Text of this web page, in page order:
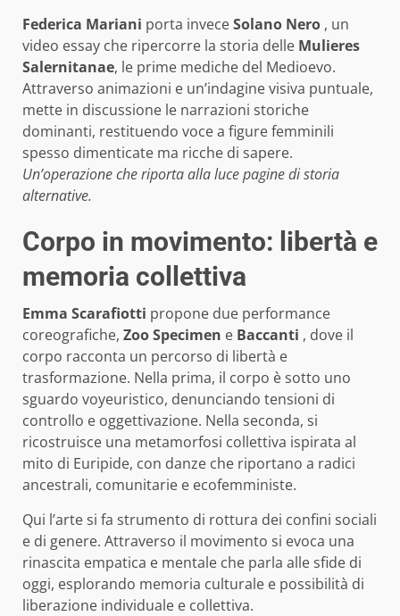
Federica Mariani porta inveceSolano Nero , un
video essay che ripercorre la storia delle Mulieres
Salernitanae, le prime mediche del Medioevo.
Attraverso animazioni e un’indagine visiva puntuale,
mette in discussione le narrazioni storiche
dominanti, restituendo voce a figure femminili
spesso dimenticate ma ricche di sapere.
Un’operazione che riporta alla luce pagine di storia
alternative.
Corpo in movimento: libertà e
memoria collettiva
Emma Scarafiotti propone due performance
coreografiche, Zoo Specimen e Baccanti , dove il
corpo racconta un percorso di libertà e
trasformazione. Nella prima, il corpo è sotto uno
sguardo voyeuristico, denunciando tensioni di
controllo e oggettivazione. Nella seconda, si
ricostruisce una metamorfosi collettiva ispirata al
mito di Euripide, con danze che riportano a radici
ancestrali, comunitarie e ecofemministe.
Qui l’arte si fa strumento di rottura dei confini sociali
e di genere. Attraverso il movimento si evoca una
rinascita empatica e mentale che parla alle sfide di
oggi, esplorando memoria culturale e possibilità di
liberazione individuale e collettiva.